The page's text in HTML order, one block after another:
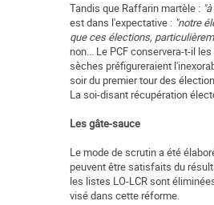
Tandis que Raffarin martèle :
est dans l'expectative : "notre
que ces élections,
non... Le PCF conservera-t-il
sèches préfigureraient
soir du premier tour des
La soi-disant récupération
Les gâte-sauce
Le mode de scrutin a été
peuvent être satisfaits du
les listes LO-LCR sont
visé dans cette réforme.